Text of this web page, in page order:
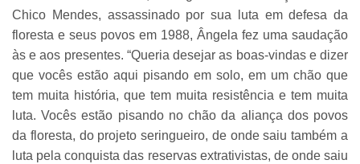
Chico Mendes, assassinado por sua luta em defesa da
floresta e seus povos em 1988, Ângela fez uma saudação
às e aos presentes. “Queria desejar as boas-vindas e dizer
que vocês estão aqui pisando em solo, em um chão que
tem muita história, que tem muita resistência e tem muita
luta. Vocês estão pisando no chão da aliança dos povos
da floresta, do projeto seringueiro, de onde saiu também a
luta pela conquista das reservas extrativistas, de onde saiu